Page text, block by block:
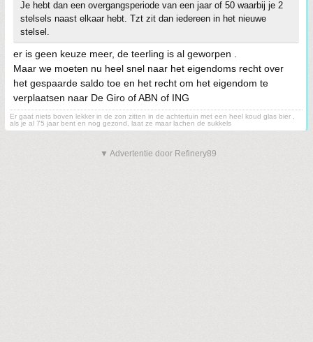
Je hebt dan een overgangsperiode van een jaar of 50 waarbij je 2
stelsels naast elkaar hebt. Tzt zit dan iedereen in het nieuwe
stelsel.
er is geen keuze meer, de teerling is al geworpen .
Maar we moeten nu heel snel naar het eigendoms recht over
het gespaarde saldo toe en het recht om het eigendom te
verplaatsen naar De Giro of ABN of ING
Er gaat niets boven lekker in de zon zitten in de achtertuin met een heel koud glas bier ,
als je al 75 jaar bent en nog gezond, laat ze maar lachen de sukkels
▼ Advertentie door Refinery89